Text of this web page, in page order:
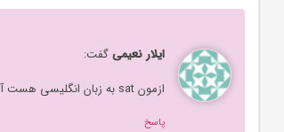
ایلار نعیمی گفت:
ازمون sat به زبان انگلیسی هست آیا
پاسخ